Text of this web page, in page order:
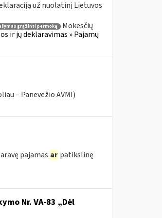
už nuolatinį Lietuvos
grąžinti permoką
Mokesčių
ir jų deklaravimas » Pajamų
– Panevėžio AVMI)
pajamas ar patikslinę
Nr. VA-83 „Dėl